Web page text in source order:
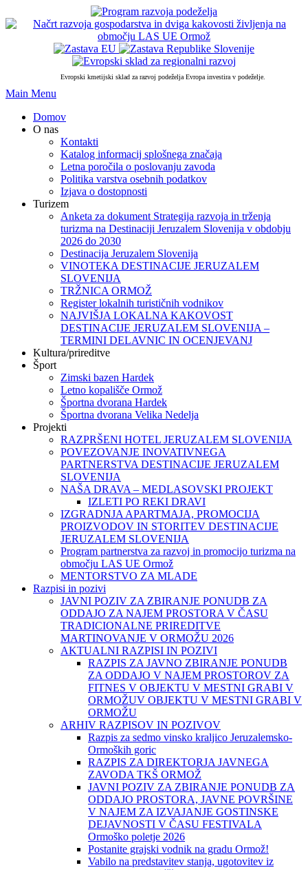
DO
Evropski kmetijski sklad za razvoj podeželja Evropa investira v podeželje.
Skip
content
Main Menu
Domov
O nas
Kontakti
Katalog informacij splošnega značaja
Letna poročila o poslovanju zavoda
Politika varstva osebnih podatkov
Izjava o dostopnosti
Turizem
Anketa za dokument Strategija razvoja in trženja
turizma na Destinaciji Jeruzalem Slovenija v obdobju
2026 do 2030
Destinacija Jeruzalem Slovenija
VINOTEKA DESTINACIJE JERUZALEM
SLOVENIJA
TRŽNICA ORMOŽ
Register lokalnih turističnih vodnikov
NAJVIŠJA LOKALNA KAKOVOST
DESTINACIJE JERUZALEM SLOVENIJA –
TERMINI DELAVNIC IN OCENJEVANJ
Kultura/prireditve
Šport
Zimski bazen Hardek
Letno kopališče Ormož
Športna dvorana Hardek
Športna dvorana Velika Nedelja
Projekti
RAZPRŠENI HOTEL JERUZALEM SLOVENIJA
POVEZOVANJE INOVATIVNEGA
PARTNERSTVA DESTINACIJE JERUZALEM
SLOVENIJA
NAŠA DRAVA – MEDLASOVSKI PROJEKT
IZLETI PO REKI DRAVI
IZGRADNJA APARTMAJA, PROMOCIJA
PROIZVODOV IN STORITEV DESTINACIJE
JERUZALEM SLOVENIJA
Program partnerstva za razvoj in promocijo turizma na
območju LAS UE Ormož
MENTORSTVO ZA MLADE
Razpisi in pozivi
JAVNI POZIV ZA ZBIRANJE PONUDB ZA
ODDAJO ZA NAJEM PROSTORA V ČASU
TRADICIONALNE PRIREDITVE
MARTINOVANJE V ORMOŽU 2026
AKTUALNI RAZPISI IN POZIVI
RAZPIS ZA JAVNO ZBIRANJE PONUDB
ZA ODDAJO V NAJEM PROSTOROV ZA
FITNES V OBJEKTU V MESTNI GRABI V
ORMOŽUV OBJEKTU V MESTNI GRABI V
ORMOŽU
ARHIV RAZPISOV IN POZIVOV
Razpis za sedmo vinsko kraljico Jeruzalemsko-
Ormoških goric
RAZPIS ZA DIREKTORJA JAVNEGA
ZAVODA TKŠ ORMOŽ
JAVNI POZIV ZA ZBIRANJE PONUDB ZA
ODDAJO PROSTORA, JAVNE POVRŠINE
V NAJEM ZA IZVAJANJE GOSTINSKE
DEJAVNOSTI V ČASU FESTIVALA
Ormoško poletje 2026
Postanite grajski vodnik na gradu Ormož!
Vabilo na predstavitev stanja, ugotovitev iz